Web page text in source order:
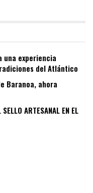
una experiencia
del Atlántico
Baranoa, ahora
ARTESANAL EN EL